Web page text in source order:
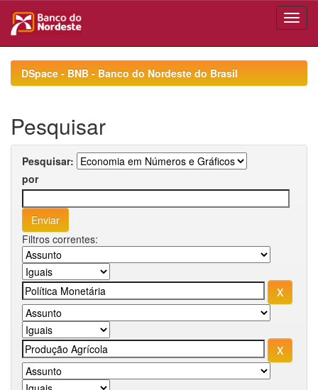
navigationDSpace - BNB - Banco do Nordeste do Brasil
Pesquisar
Pesquisar:
por
Filtros correntes: